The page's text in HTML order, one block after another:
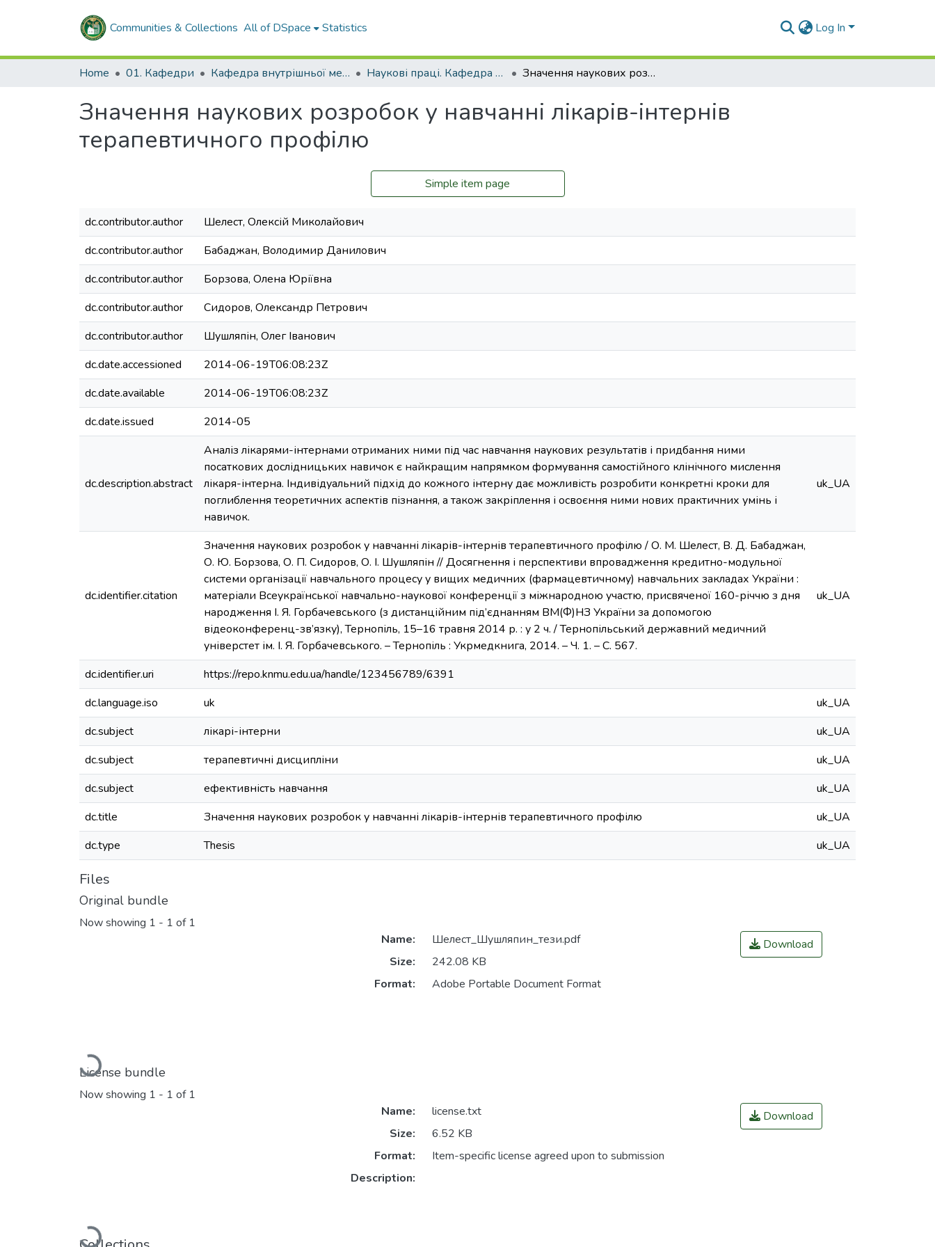
Communities & Collections All of DSpace Statistics Log In
Home 01. Кафедри Кафедра внутрішньої медицини № 2 і клінічної імунології та алергології імені академіка Л.Т. Малої Наукові праці. Кафедра внутрішньої медицини № 2 і клінічної імунології та алергології ім. ак. Л.Т. Малої Значення наукових розробок у навчанні лікарів-інтернів терапевтичного профілю
Значення наукових розробок у навчанні лікарів-інтернів
терапевтичного профілю
Simple item page
dc.contributor.author
Шелест, Олексій Миколайович
dc.contributor.author
Бабаджан, Володимир Данилович
dc.contributor.author
Борзова, Олена Юріївна
dc.contributor.author
Сидоров, Олександр Петрович
dc.contributor.author
Шушляпін, Олег Іванович
dc.date.accessioned
2014-06-19T06:08:23Z
dc.date.available
2014-06-19T06:08:23Z
dc.date.issued
2014-05
dc.description.abstract
Аналіз лікарями-інтернами отриманих ними під час навчання наукових результатів і придбання ними
посаткових дослідницьких навичок є найкращим напрямком формування самостійного клінічного мислення
лікаря-інтерна. Індивідуальний підхід до кожного інтерну дає можливість розробити конкретні кроки для
поглиблення теоретичних аспектів пізнання, а також закріплення і освоєння ними нових практичних умінь і
навичок.
uk_UA
dc.identifier.citation
Значення наукових розробок у навчанні лікарів-інтернів терапевтичного профілю / О. М. Шелест, В. Д. Бабаджан,
О. Ю. Борзова, О. П. Сидоров, О. І. Шушляпін // Досягнення і перспективи впровадження кредитно-модульної
системи організації навчального процесу у вищих медичних (фармацевтичному) навчальних закладах України :
матеріали Всеукраїнської навчально-наукової конференції з міжнародною участю, присвяченої 160-річчю з дня
народження І. Я. Горбачевського (з дистанційним під’єднанням ВМ(Ф)НЗ України за допомогою
відеоконференц-зв’язку), Тернопіль, 15–16 травня 2014 р. : у 2 ч. / Тернопільський державний медичний
універстет ім. І. Я. Горбачевського. – Тернопіль : Укрмедкнига, 2014. – Ч. 1. – С. 567.
uk_UA
dc.identifier.uri
https://repo.knmu.edu.ua/handle/123456789/6391
dc.language.iso
uk
uk_UA
dc.subject
лікарі-інтерни
uk_UA
dc.subject
терапевтичні дисципліни
uk_UA
dc.subject
ефективність навчання
uk_UA
dc.title
Значення наукових розробок у навчанні лікарів-інтернів терапевтичного профілю
uk_UA
dc.type
Thesis uk_UA
Files
Original bundle
Now showing 1 - 1 of 1
Loading...
Name:
Шелест_Шушляпин_тези.pdf
Size:
242.08 KB
Format:
Adobe Portable Document Format
Download
License bundle
Now showing 1 - 1 of 1
Name:
license.txt
Size:
6.52 KB
Format:
Item-specific license agreed upon to submission
Description:
Download